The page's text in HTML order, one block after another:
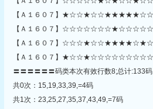
【Ａ１６０７】
【Ａ１６０７】
【Ａ１６０７】
【Ａ１６０７】
〓〓〓〓〓〓码类本次有效行数8;总计:133
共0次：15,19,33,39,=4码
共1次：23,25,27,35,37,43,49,=7码